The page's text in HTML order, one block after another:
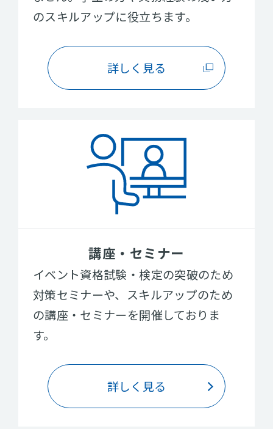
のスキルアップに役立ちます。
詳しく見る
講座・セミナー
イベント資格試験・検定の突破のため
対策セミナーや、スキルアップのため
の講座・セミナーを開催しておりま
す。
詳しく見る